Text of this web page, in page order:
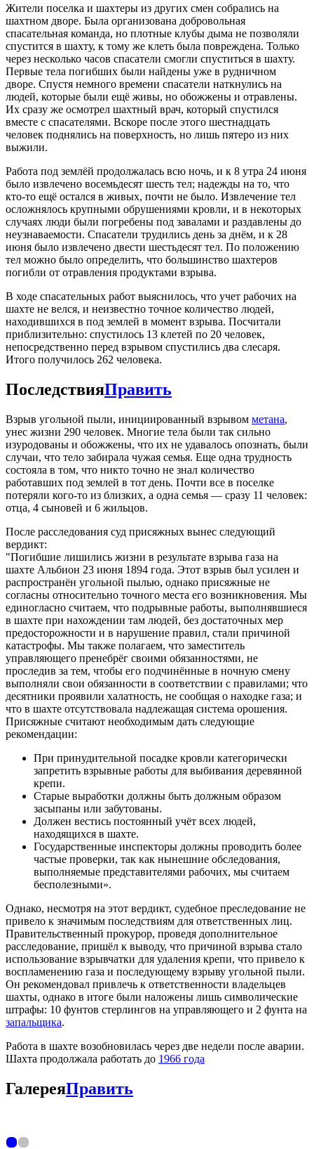
Жители поселка и шахтеры из других смен собрались на
шахтном дворе. Была организована добровольная
спасательная команда, но плотные клубы дыма не позволяли
спустится в шахту, к тому же клеть была повреждена. Только
через несколько часов спасатели смогли спуститься в шахту.
Первые тела погибших были найдены уже в рудничном
дворе. Спустя немного времени спасатели наткнулись на
людей, которые были ещё живы, но обожжены и отравлены.
Их сразу же осмотрел шахтный врач, который спустился
вместе с спасателями. Вскоре после этого шестнадцать
человек поднялись на поверхность, но лишь пятеро из них
выжили.
Работа под землёй продолжалась всю ночь, и к 8 утра 24 июня
было извлечено восемьдесят шесть тел; надежды на то, что
кто-то ещё остался в живых, почти не было. Извлечение тел
осложнялось крупными обрушениями кровли, и в некоторых
случаях люди были погребены под завалами и раздавлены до
неузнаваемости. Спасатели трудились день за днём, и к 28
июня было извлечено двести шестьдесят тел. По положению
тел можно было определить, что большинство шахтеров
погибли от отравления продуктами взрыва.
В ходе спасательных работ выяснилось, что учет рабочих на
шахте не велся, и неизвестно точное количество людей,
находившихся в под землей в момент взрыва. Посчитали
приблизительно: спустилось 13 клетей по 20 человек,
непосредственно перед взрывом спустились два слесаря.
Итого получилось 262 человека.
ПоследствияПравить
Взрыв угольной пыли, инициированный взрывом метана,
унес жизни 290 человек. Многие тела были так сильно
изуродованы и обожжены, что их не удавалось опознать, были
случаи, что тело забирала чужая семья. Еще одна трудность
состояла в том, что никто точно не знал количество
работавших под землей в тот день. Почти все в поселке
потеряли кого-то из близких, а одна семья — сразу 11 человек:
отца, 4 сыновей и 6 жильцов.
После расследования суд присяжных вынес следующий
вердикт:
"Погибшие лишились жизни в результате взрыва газа на
шахте Альбион 23 июня 1894 года. Этот взрыв был усилен и
распространён угольной пылью, однако присяжные не
согласны относительно точного места его возникновения. Мы
единогласно считаем, что подрывные работы, выполнявшиеся
в шахте при нахождении там людей, без достаточных мер
предосторожности и в нарушение правил, стали причиной
катастрофы. Мы также полагаем, что заместитель
управляющего пренебрёг своими обязанностями, не
проследив за тем, чтобы его подчинённые в ночную смену
выполняли свои обязанности в соответствии с правилами; что
десятники проявили халатность, не сообщая о находке газа; и
что в шахте отсутствовала надлежащая система орошения.
Присяжные считают необходимым дать следующие
рекомендации:
При принудительной посадке кровли категорически
запретить взрывные работы для выбивания деревянной
крепи.
Старые выработки должны быть должным образом
засыпаны или забутованы.
Должен вестись постоянный учёт всех людей,
находящихся в шахте.
Государственные инспекторы должны проводить более
частые проверки, так как нынешние обследования,
выполняемые представителями рабочих, мы считаем
бесполезными».
Однако, несмотря на этот вердикт, судебное преследование не
привело к значимым последствиям для ответственных лиц.
Правительственный прокурор, проведя дополнительное
расследование, пришёл к выводу, что причиной взрыва стало
использование взрывчатки для удаления крепи, что привело к
воспламенению газа и последующему взрыву угольной пыли.
Он рекомендовал привлечь к ответственности владельцев
шахты, однако в итоге были наложены лишь символические
штрафы: 10 фунтов стерлингов на управляющего и 2 фунта на
запальщика.
Работа в шахте возобновилась через две недели после аварии.
Шахта продолжала работать до 1966 года
ГалереяПравить